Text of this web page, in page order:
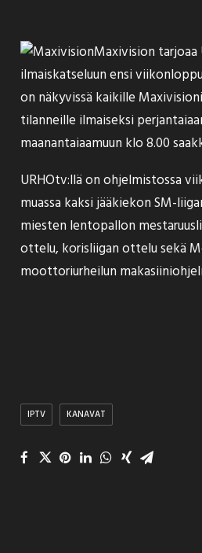
Maxivision tarjoaa
ilmaiskatseluunensi
on näkyvissä kaikille
tilanneille ilmaiseksi
maanantaiaamuun klo 8.00
URHOtv:llä on ohjelmistossa
muassa kaksi jääkiekon SM-
miesten lentopallon
ottelu, korisliigan ottelu sekä
moottoriurheilun
IPTV KANAVAT